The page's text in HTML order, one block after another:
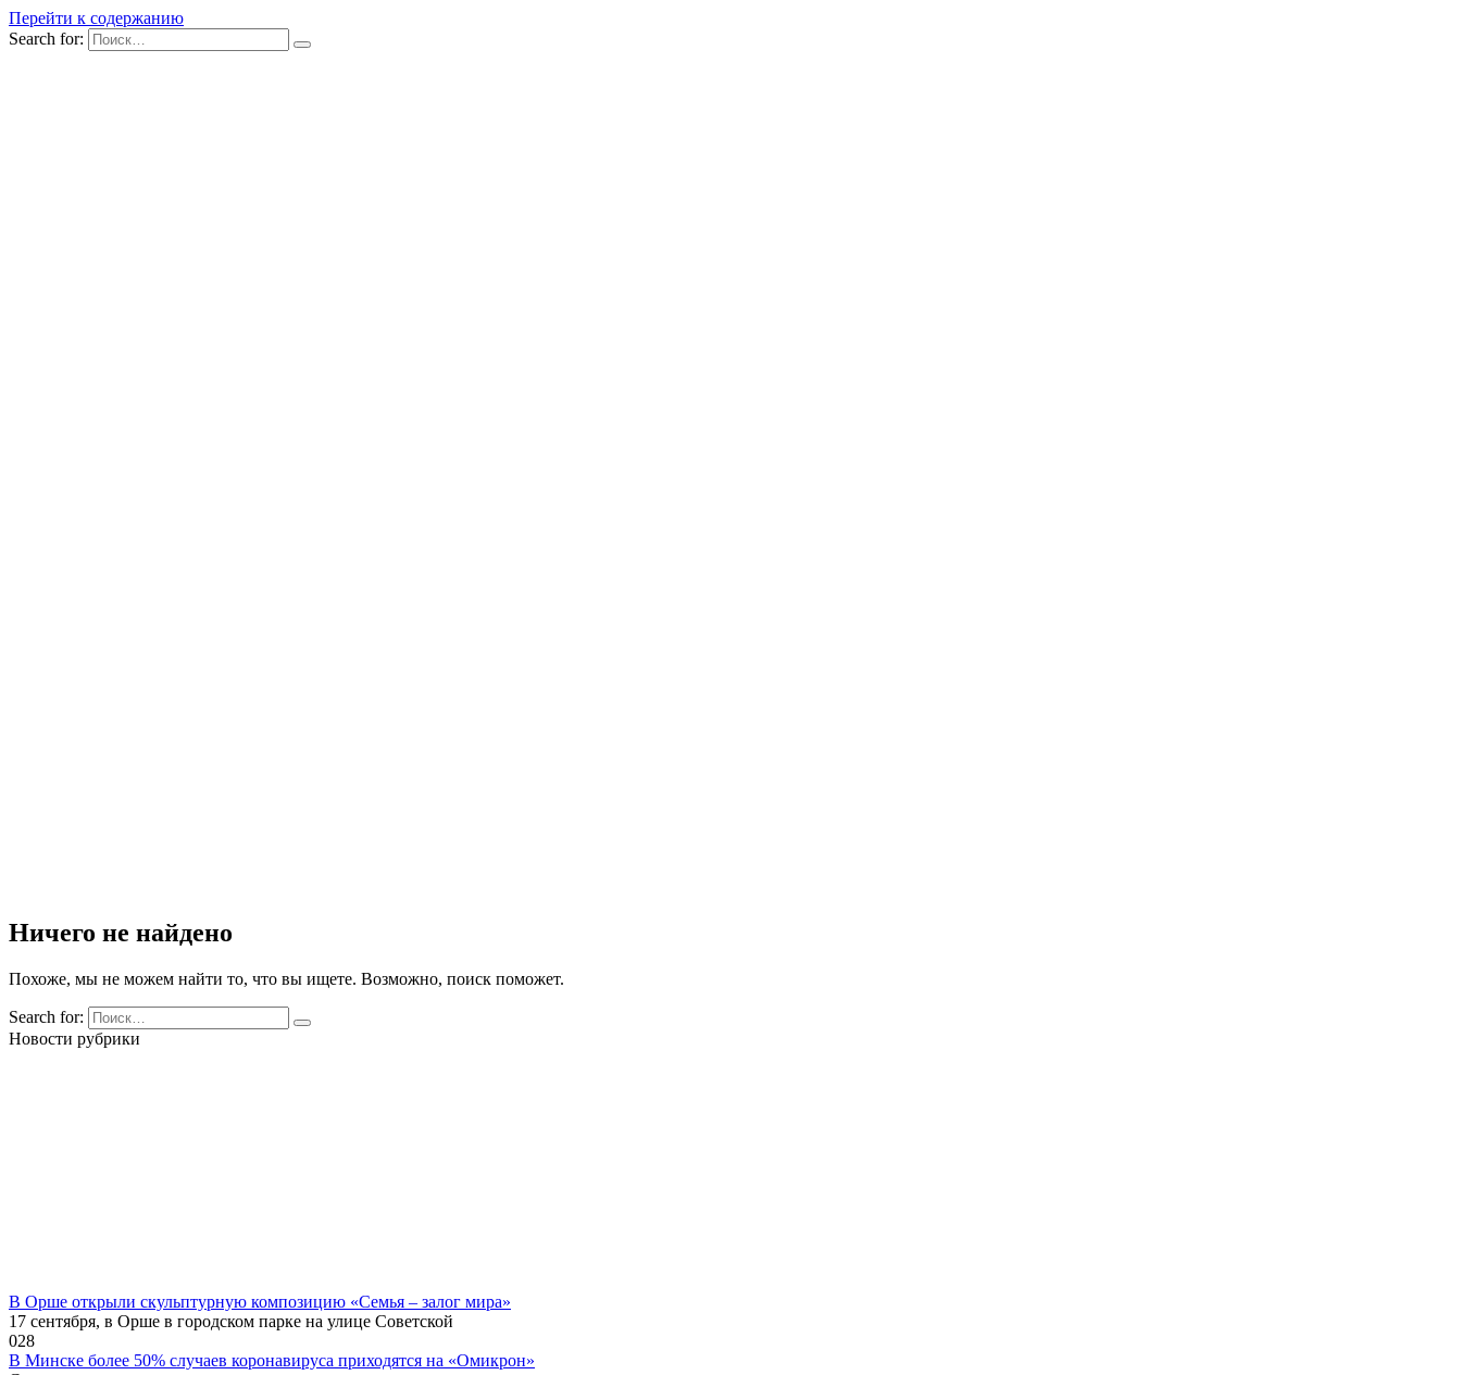
Перейти к содержанию
Search for:
Ничего не найдено
Похоже, мы не можем найти то, что вы ищете. Возможно, поиск поможет.
Search for:
Новости рубрики
В Орше открыли скульптурную композицию «Семья – залог мира»
17 сентября, в Орше в городском парке на улице Советской
028
В Минске более 50% случаев коронавируса приходятся на «Омикрон»